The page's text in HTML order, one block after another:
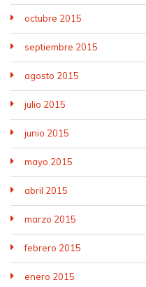
octubre 2015
septiembre 2015
agosto 2015
julio 2015
junio 2015
mayo 2015
abril 2015
marzo 2015
febrero 2015
enero 2015